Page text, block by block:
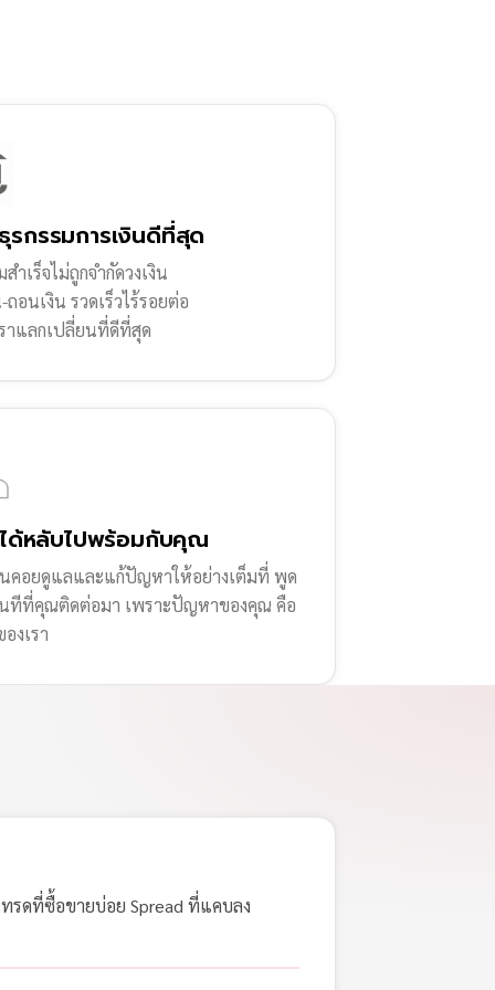
กรรมการเงินดีที่สุด
ำเร็จไม่ถูกจำกัดวงเงิน
ถอนเงิน รวดเร็วไร้รอยต่อ
าแลกเปลี่ยนที่ดีที่สุด
ได้หลับไปพร้อมกับคุณ
คอยดูแลและแก้ปัญหาให้อย่างเต็มที่ พูด
ทีที่คุณติดต่อมา เพราะปัญหาของคุณ คือ
งเรา
รดที่ซื้อขายบ่อย Spread ที่แคบลง